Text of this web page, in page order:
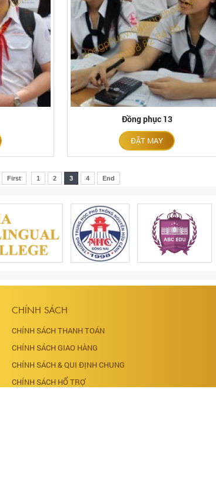
Đồng phục 13
ĐẶT MAY
First 1 2 3 4 End
CHÍNH SÁCH
CHÍNH SÁCH THANH TOÁN
CHÍNH SÁCH GIAO HÀNG
CHÍNH SÁCH & QUI ĐỊNH CHUNG
CHÍNH SÁCH HỔ TRỢ